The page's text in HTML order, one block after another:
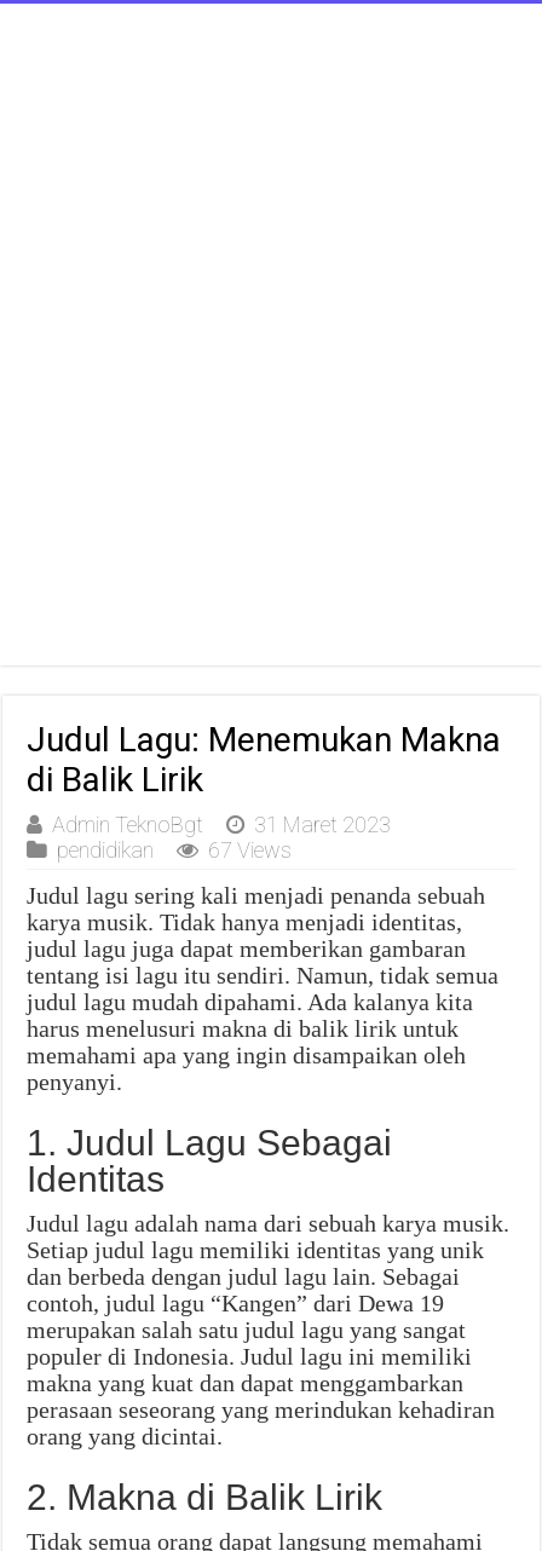
Judul Lagu: Menemukan Makna
di Balik Lirik
Admin TeknoBgt
31 Maret 2023
pendidikan
67 Views
Judul lagu sering kali menjadi penanda sebuah
karya musik. Tidak hanya menjadi identitas,
judul lagu juga dapat memberikan gambaran
tentang isi lagu itu sendiri. Namun, tidak semua
judul lagu mudah dipahami. Ada kalanya kita
harus menelusuri makna di balik lirik untuk
memahami apa yang ingin disampaikan oleh
penyanyi.
1. Judul Lagu Sebagai
Identitas
Judul lagu adalah nama dari sebuah karya musik.
Setiap judul lagu memiliki identitas yang unik
dan berbeda dengan judul lagu lain. Sebagai
contoh, judul lagu “Kangen” dari Dewa 19
merupakan salah satu judul lagu yang sangat
populer di Indonesia. Judul lagu ini memiliki
makna yang kuat dan dapat menggambarkan
perasaan seseorang yang merindukan kehadiran
orang yang dicintai.
2. Makna di Balik Lirik
Tidak semua orang dapat langsung memahami